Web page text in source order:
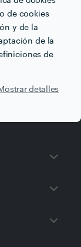
de cookies
y de la
de la
de
detalles